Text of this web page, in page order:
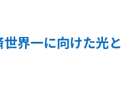
界一に向けた光と